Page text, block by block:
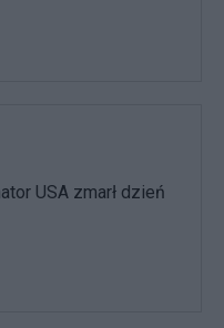
USA zmarł dzień